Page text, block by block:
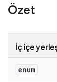
Özet
İç içe
enum